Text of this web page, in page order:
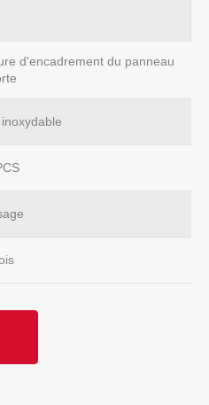
d'encadrement du panneau